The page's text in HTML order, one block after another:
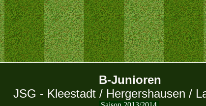
B-Junioren
JSG - Kleestadt / Hergershausen /